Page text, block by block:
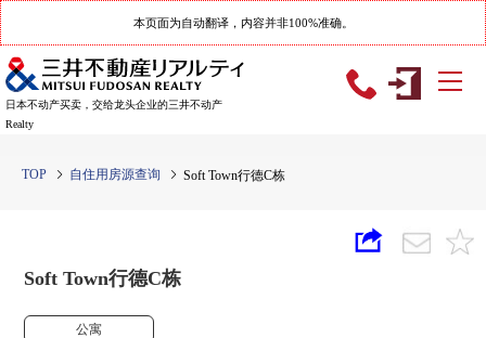
本页面为自动翻译，内容并非100%准确。
日本不动产买卖，交给龙头企业的三井不动产
Realty
TOP 自住用房源查询 Soft Town行德C栋
Soft Town行德C栋
公寓